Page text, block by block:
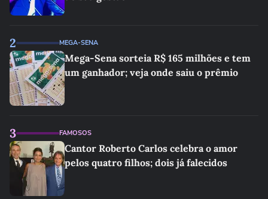
2 MEGA-SENA
Mega-Sena sorteia R$ 165 milhões e tem
um ganhador; veja onde saiu o prêmio
3 FAMOSOS
Cantor Roberto Carlos celebra o amor
pelos quatro filhos; dois já falecidos